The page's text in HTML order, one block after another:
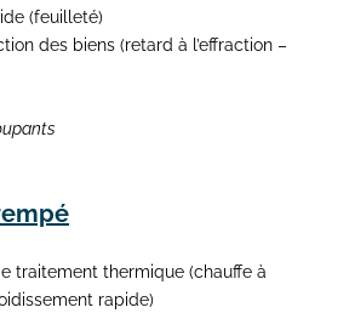
(feuilleté)
des biens (retard à l’effraction –
traitement thermique (chauffe à
rapide)